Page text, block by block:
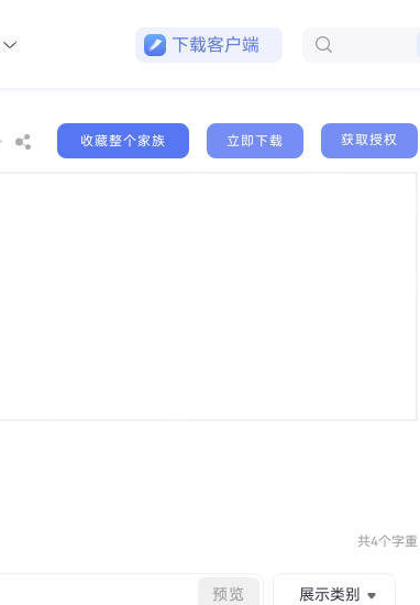
下载客户端
收藏整个家族 立即下载 获取授权
共4个字重
预览 展示类别